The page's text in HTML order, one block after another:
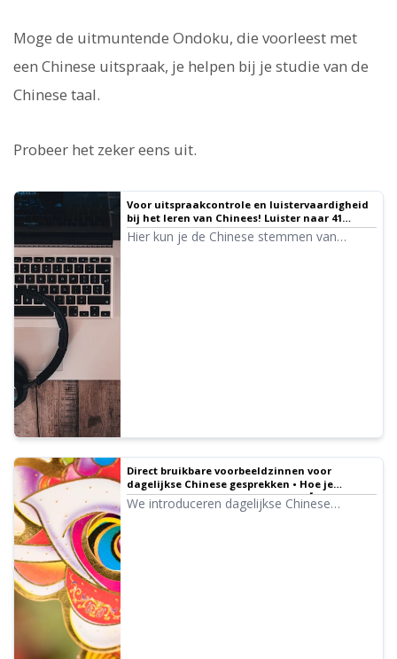
Moge de uitmuntende Ondoku, die voorleest met
een Chinese uitspraak, je helpen bij je studie van de
Chinese taal.
Probeer het zeker eens uit.
Voor uitspraakcontrole en luistervaardigheid
bij het leren van Chinees! Luister naar 41
sprekers met een native uitspraak (vrouwen,
mannen, meisjes)
Hier kun je de Chinese stemmen van
Direct bruikbare voorbeeldzinnen voor
dagelijkse Chinese gesprekken • Hoe je
origineel audiomateriaal maakt 【Inclusief
uitspraak-audio】
We introduceren dagelijkse Chinese